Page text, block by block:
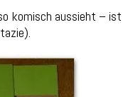
komisch aussieht – ist